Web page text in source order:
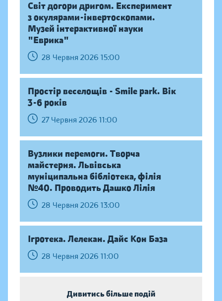
Світ догори дригом. Експеримент
з окулярами-інвертоскопами.
Музей інтерактивної науки
"Еврика"
28 Червня 2026 15:00
Простір веселощів - Smile park. Вік
3-6 років
27 Червня 2026 11:00
Вузлики перемоги. Творча
майстерня. Львівська
муніципальна бібліотека, філія
№40. Проводить Дашко Лілія
28 Червня 2026 13:00
Ігротека. Лелекан. Дайс Кон База
28 Червня 2026 11:00
Дивитись більше подій